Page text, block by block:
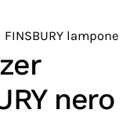
FINSBURY lampone
nero